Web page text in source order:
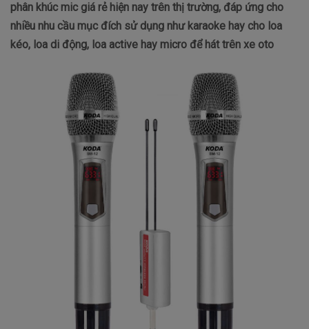
phân khúc mic giá rẻ hiện nay trên thị trường, đáp ứng cho
nhiều nhu cầu mục đích sử dụng như karaoke hay cho loa
kéo, loa di động, loa active hay micro để hát trên xe oto